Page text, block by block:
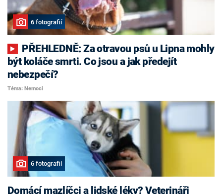
6 fotografií
být koláče smrti. Co jsou a jak předejít
nebezpečí?
Téma: Nemoci
6 fotografií
Domácí mazlíčci a lidské léky? Veterináři